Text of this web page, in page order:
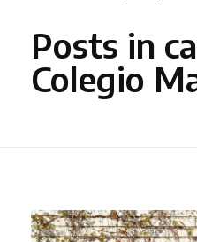
Posts in
Colegio